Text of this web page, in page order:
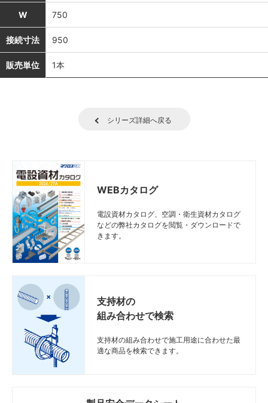
W 750
接続寸法 950
販売単位 1本
シリーズ詳細へ戻る
WEBカタログ
電設資材カタログ、空調・衛生資材カタログ
などの弊社カタログを閲覧・ダウンロードで
きます。
支持材の
組み合わせで検索
支持材の組み合わせで施工用途に合わせた最
適な商品を検索できます。